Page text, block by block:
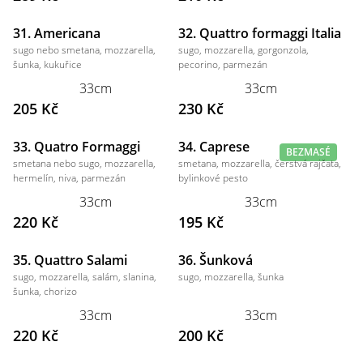
31. Americana
sugo nebo smetana, mozzarella,
šunka, kukuřice
33cm
205 Kč
32. Quattro formaggi Italia
sugo, mozzarella, gorgonzola,
pecorino, parmezán
33cm
230 Kč
33. Quatro Formaggi
smetana nebo sugo, mozzarella,
hermelín, niva, parmezán
33cm
220 Kč
BEZMASÉ
34. Caprese
smetana, mozzarella, čerstvá rajčata,
bylinkové pesto
33cm
195 Kč
35. Quattro Salami
sugo, mozzarella, salám, slanina,
šunka, chorizo
33cm
220 Kč
36. Šunková
sugo, mozzarella, šunka
33cm
200 Kč